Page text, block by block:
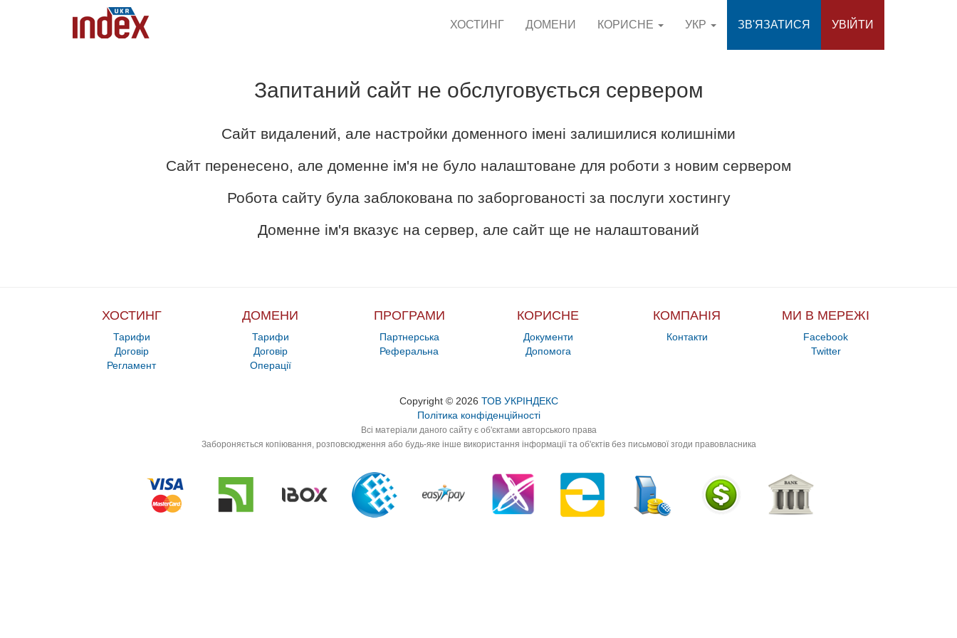
ХОСТИНГ ДОМЕНИ КОРИСНЕ УКР ЗВ'ЯЗАТИСЯ УВІЙТИ
Запитаний сайт не обслуговується сервером
Сайт видалений, але настройки доменного імені залишилися колишніми
Сайт перенесено, але доменне ім'я не було налаштоване для роботи з новим сервером
Робота сайту була заблокована по заборгованості за послуги хостингу
Доменне ім'я вказує на сервер, але сайт ще не налаштований
ХОСТИНГ
Тарифи
Договір
Регламент
ДОМЕНИ
Тарифи
Договір
Операції
ПРОГРАМИ
Партнерська
Реферальна
КОРИСНЕ
Документи
Допомога
КОМПАНІЯ
Контакти
МИ В МЕРЕЖІ
Facebook
Twitter
Copyright © 2026 ТОВ УКРІНДЕКС
Політика конфіденційності
Всі матеріали даного сайту є об'єктами авторського права
Забороняється копіювання, розповсюдження або будь-яке інше використання інформації та об'єктів без письмової згоди правовласника